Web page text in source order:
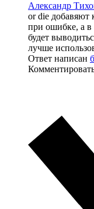
Александр
or die добавяют
при ошибке, а в
будет
лучше
Ответ написан